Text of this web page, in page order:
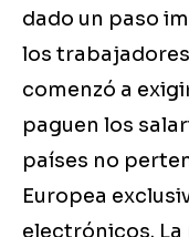
dado un paso
los
comenzó a
paguen los
países no
Europea
electrónicos.